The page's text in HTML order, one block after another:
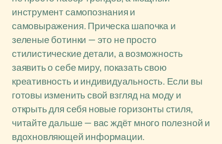
инструмент самопознания и
самовыражения. Прическа шапочка и
зеленые ботинки — это не просто
стилистические детали, а возможность
заявить о себе миру, показать свою
креативность и индивидуальность. Если вы
готовы изменить свой взгляд на моду и
открыть для себя новые горизонты стиля,
читайте дальше — вас ждёт много полезной и
вдохновляющей информации.